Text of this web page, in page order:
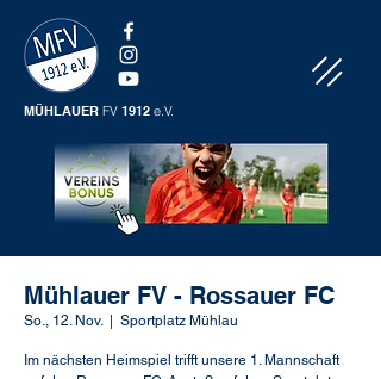
MÜHLAUER FV 1912 e.V.
Mühlauer FV - Rossauer FC
So., 12. Nov.
  |
Sportplatz Mühlau
Im nächsten Heimspiel trifft unsere 1. Mannschaft